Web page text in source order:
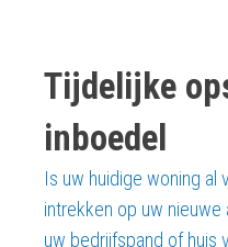
Tijdelijke
inboedel
Is uw huidige woning al
intrekken op uw nieuwe
uw bedrijfspand of huis